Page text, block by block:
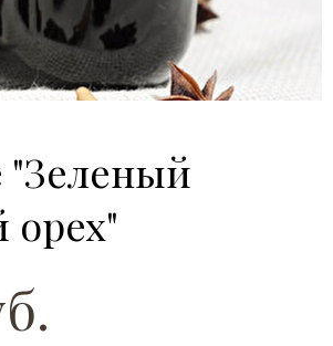
"Зеленый
орех"